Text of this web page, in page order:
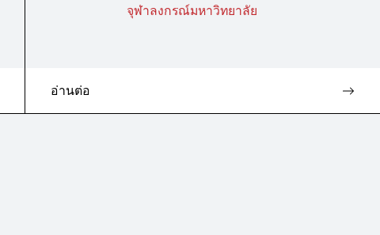
จุฬาลงกรณ์มหาวิทยาลัย
อ่านต่อ